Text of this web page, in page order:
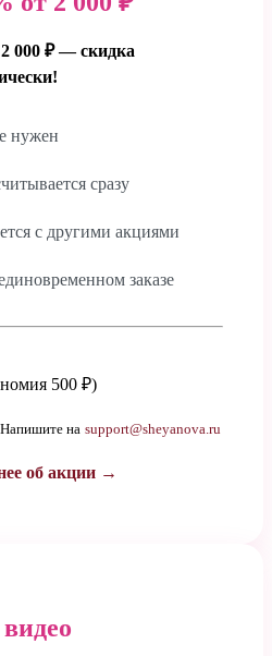
000 ₽ — скидка
нужен
сразу
с другими акциями
заказе
500 ₽)
Напишите на support@sheyanova.ru
об акции →